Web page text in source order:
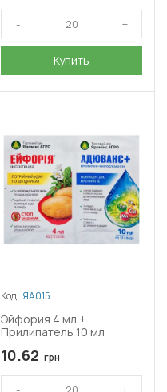
Купить
Код: ЯА015
Эйфория 4 мл +
Прилипатель 10 мл
10.62 грн